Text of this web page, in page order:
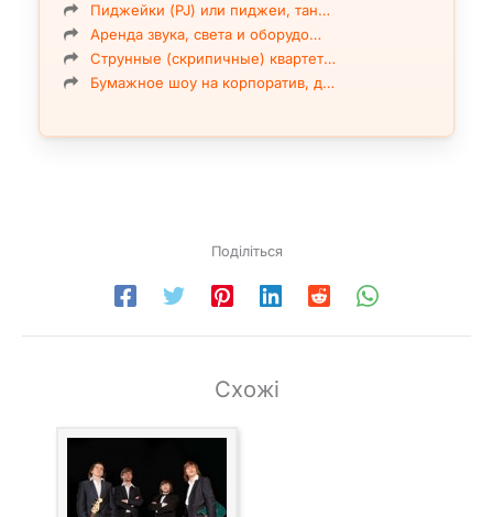
Пиджейки (PJ) или пиджеи, тан…
Аренда звука, света и оборудо…
Струнные (скрипичные) квартет…
Бумажное шоу на корпоратив, д…
Поділіться
Схожі